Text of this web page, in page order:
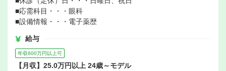
■応需科目・・・眼科
■設備情報・・・電子薬歴
給与
年収600万円以上可
【月収】25.0万円以上 24歳～モデル